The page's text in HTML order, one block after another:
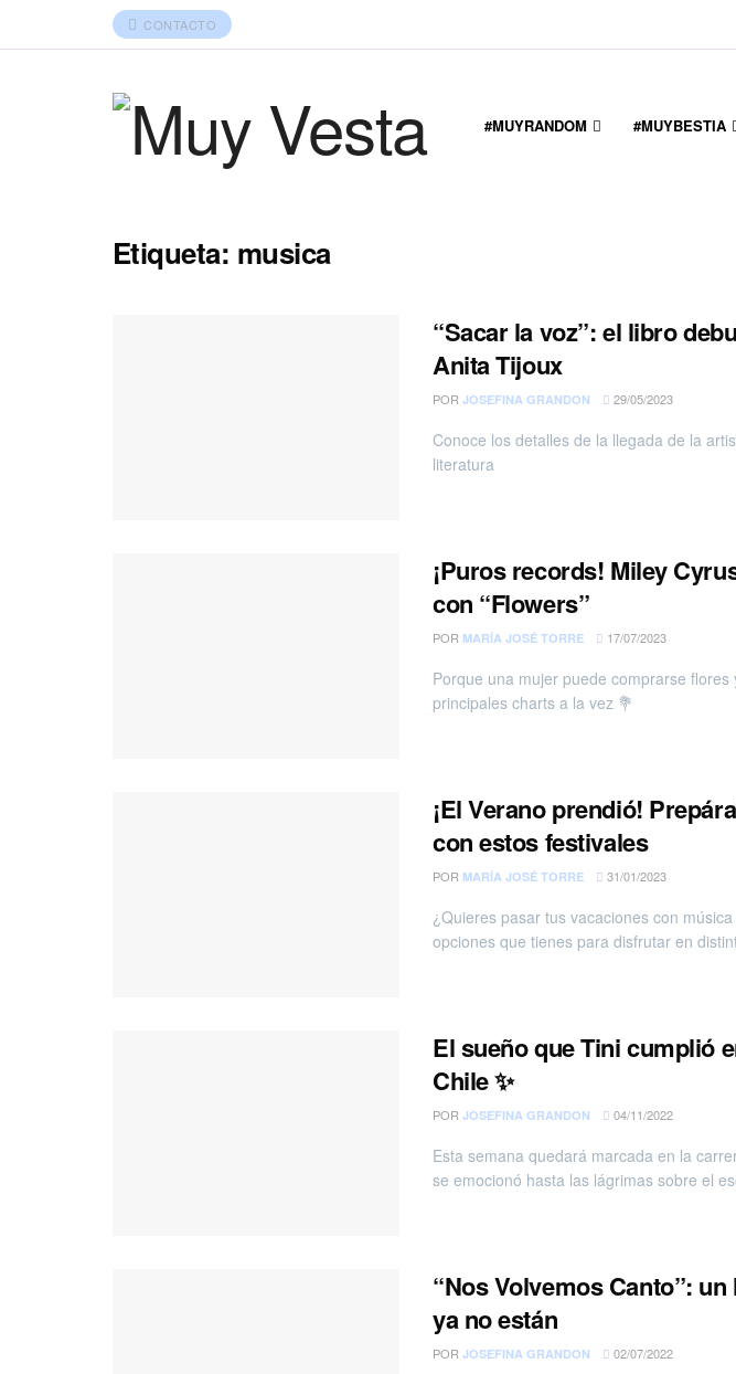
CONTACTO
#MUYRANDOM #MUYBESTIA
Etiqueta: musica
“Sacar la voz”: el libro
Anita Tijoux
POR JOSEFINA GRANDON 29/05/2023
Conoce los detalles de la llegada de la
literatura
¡Puros records! Miley
con “Flowers”
POR MARÍA JOSÉ TORRE 17/07/2023
Porque una mujer puede comprarse
principales charts a la vez 💐
¡El Verano prendió!
con estos festivales
POR MARÍA JOSÉ TORRE 31/01/2023
¿Quieres pasar tus vacaciones con
opciones que tienes para disfrutar en
El sueño que Tini cumplió
Chile ✨
POR JOSEFINA GRANDON 04/11/2022
Esta semana quedará marcada en la
se emocionó hasta las lágrimas sobre el
“Nos Volvemos Canto”:
ya no están
POR JOSEFINA GRANDON 02/07/2022